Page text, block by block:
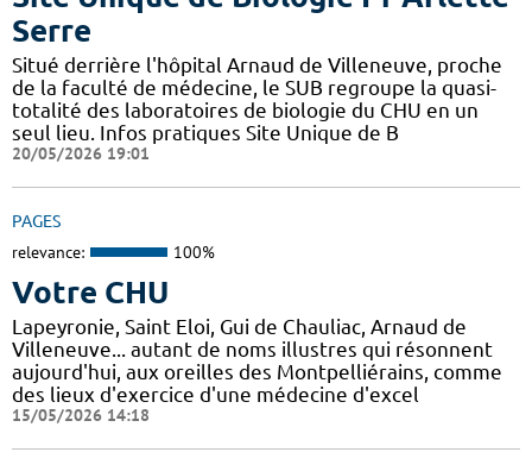
Serre
Situé derrière l'hôpital Arnaud de Villeneuve, proche
de la faculté de médecine, le SUB regroupe la quasi-
totalité des laboratoires de biologie du CHU en un
seul lieu. Infos pratiques Site Unique de B
20/05/2026 19:01
PAGES
relevance: 100%
Votre CHU
Lapeyronie, Saint Eloi, Gui de Chauliac, Arnaud de
Villeneuve... autant de noms illustres qui résonnent
aujourd'hui, aux oreilles des Montpelliérains, comme
des lieux d'exercice d'une médecine d'excel
15/05/2026 14:18